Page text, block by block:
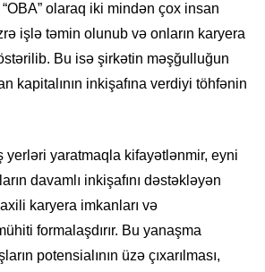
olaraq iki mindən çox insan
işlə təmin olunub və onların karyera
Bu isə şirkətin məşğulluğun
kapitalının inkişafına verdiyi töhfənin
yerləri yaratmaqla kifayətlənmir, eyni
davamlı inkişafını dəstəkləyən
karyera imkanları və
formalaşdırır. Bu yanaşma
potensialının üzə çıxarılması,